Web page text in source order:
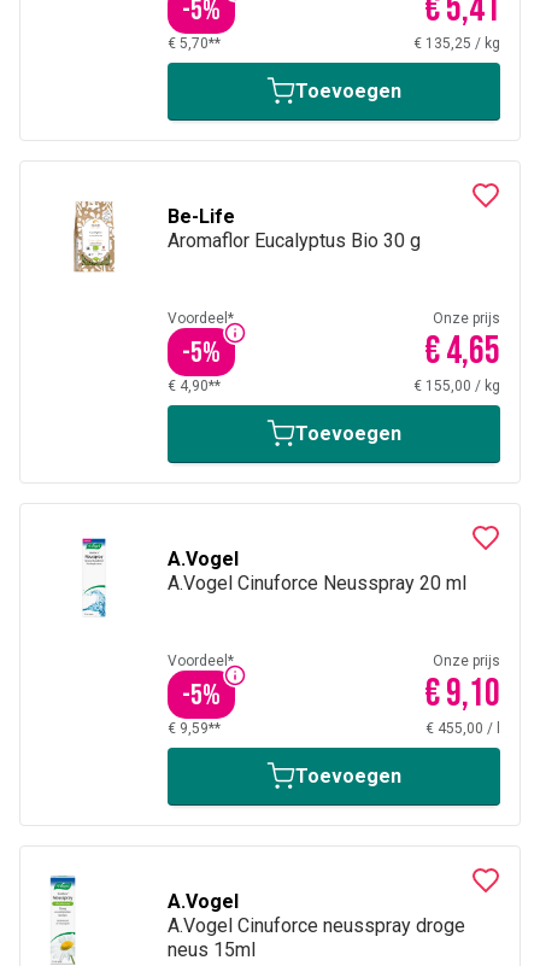
-5%
€ 5,70** € 135,25 / kg
Toevoegen
Be-Life
Aromaflor Eucalyptus Bio 30 g
Voordeel*
-5%
Onze prijs
€ 4,65
€ 4,90** € 155,00 / kg
Toevoegen
A.Vogel
A.Vogel Cinuforce Neusspray 20 ml
Voordeel*
-5%
Onze prijs
€ 9,10
€ 9,59** € 455,00 /
Toevoegen
A.Vogel
A.Vogel Cinuforce neusspray droge
neus 15ml